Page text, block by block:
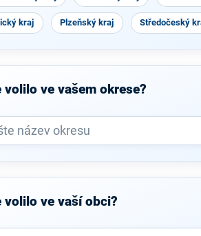
kraj Plzeňský kraj Středočeský
volilo ve vašem okrese?
volilo ve vaší obci?